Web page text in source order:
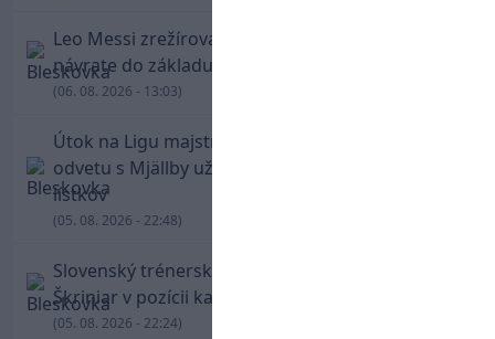
Leo Messi zrežíroval obrat Interu Miami, pri
návrate do základu strelil dva góly
(06. 08. 2026 - 13:03)
Útok na Ligu majstrov láka! Slovan hlási na
odvetu s Mjällby už viac ako 13-tisíc predaných
lístkov
(05. 08. 2026 - 22:48)
Slovenský trénerský súboj pre Borbélyho,
Škriniar v pozícii kapitána potiahol Fenerbahce
(05. 08. 2026 - 22:24)